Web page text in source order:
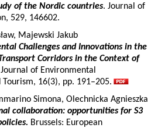
of the Nordic countries. Journal of
529, 146602.
Majewski Jakub
Challenges and Innovations in the
Corridors in the Context of
of Environmental
16(3), pp. 191–205.
Simona, Olechnicka Agnieszka
collaboration: opportunities for S3
Brussels: European